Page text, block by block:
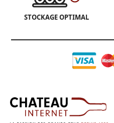
STOCKAGE OPTIMAL